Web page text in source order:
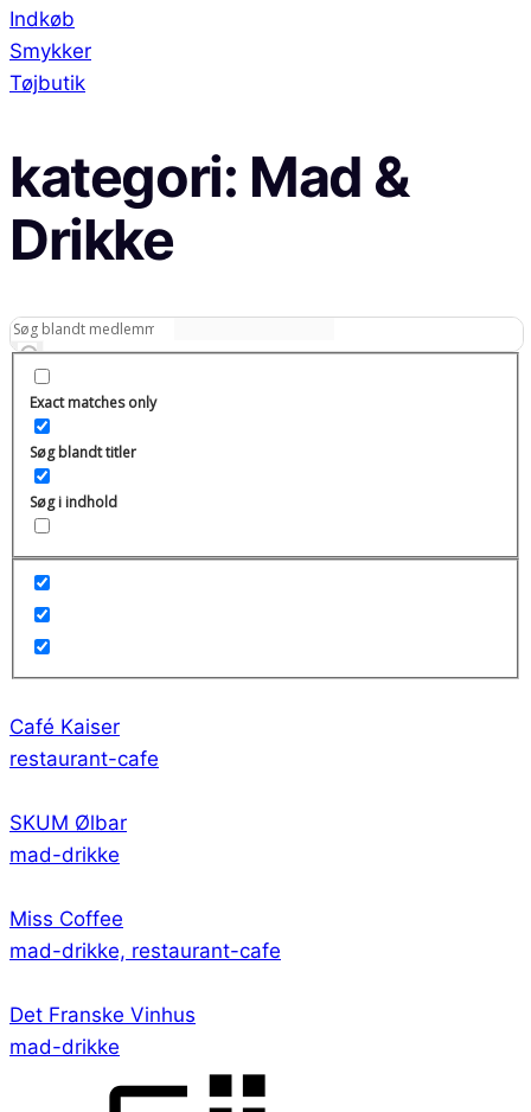
Indkøb
Smykker
Tøjbutik
kategori: Mad &
Drikke
Exact matches only
Søg blandt titler
Søg i indhold
Café Kaiser
restaurant-cafe
SKUM Ølbar
mad-drikke
Miss Coffee
mad-drikke, restaurant-cafe
Det Franske Vinhus
mad-drikke